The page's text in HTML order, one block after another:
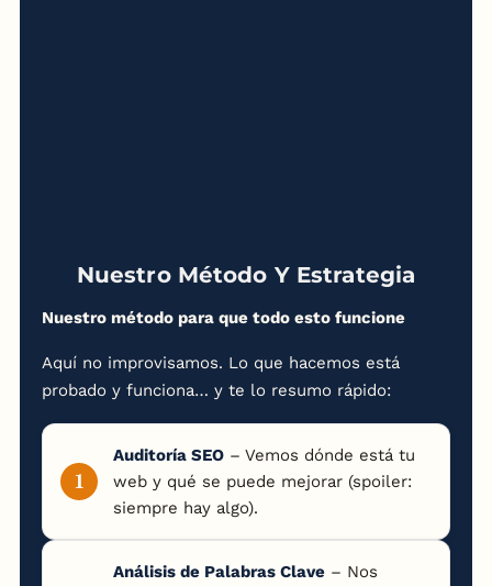
Nuestro Método Y Estrategia
Nuestro método para que todo esto funcione
Aquí no improvisamos. Lo que hacemos está
probado y funciona… y te lo resumo rápido:
Auditoría SEO – Vemos dónde está tu
web y qué se puede mejorar (spoiler:
siempre hay algo).
Análisis de Palabras Clave – Nos